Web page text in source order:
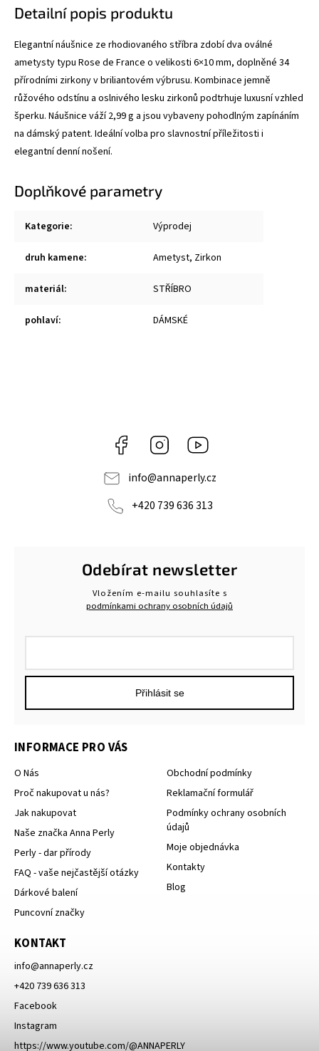
Detailní popis produktu
Elegantní náušnice ze rhodiovaného stříbra zdobí dva oválné
ametysty typu Rose de France o velikosti 6×10 mm, doplněné 34
přírodními zirkony v briliantovém výbrusu. Kombinace jemně
růžového odstínu a oslnivého lesku zirkonů podtrhuje luxusní vzhled
šperku. Náušnice váží 2,99 g a jsou vybaveny pohodlným zapínáním
na dámský patent. Ideální volba pro slavnostní příležitosti i
elegantní denní nošení.
Doplňkové parametry
Kategorie: Výprodej
druh kamene: Ametyst, Zirkon
materiál: STŘÍBRO
pohlaví: DÁMSKÉ
Facebook Instagram
info@annaperly.cz
+420 739 636 313
INFORMACE PRO VÁS
O Nás
Proč nakupovat u nás?
Jak nakupovat
Naše značka Anna Perly
Perly - dar přírody
FAQ - vaše nejčastější otázky
Dárkové balení
Puncovní značky
Obchodní podmínky
Reklamační formulář
Podmínky ochrany osobních
údajů
Moje objednávka
Kontakty
Blog
KONTAKT
info@annaperly.cz
+420 739 636 313
Facebook
Instagram
https://www.youtube.com/@ANNAPERLY
Odebírat newsletter
Vložením e-mailu souhlasíte s
podmínkami ochrany osobních údajů
Přihlásit se